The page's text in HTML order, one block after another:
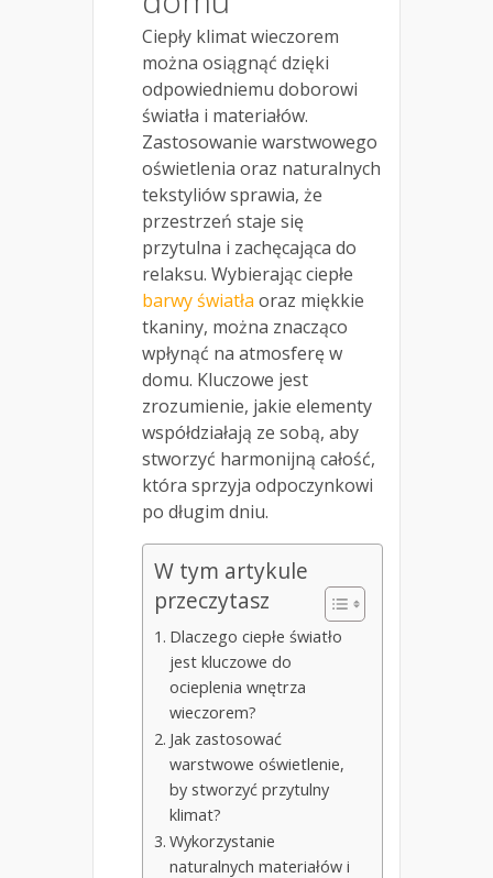
Ciepły klimat wieczorem
można osiągnąć dzięki
odpowiedniemu doborowi
światła i materiałów.
Zastosowanie warstwowego
oświetlenia oraz naturalnych
tekstyliów sprawia, że
przestrzeń staje się
przytulna i zachęcająca do
relaksu. Wybierając ciepłe
barwy światła oraz miękkie
tkaniny, można znacząco
wpłynąć na atmosferę w
domu. Kluczowe jest
zrozumienie, jakie elementy
współdziałają ze sobą, aby
stworzyć harmonijną całość,
która sprzyja odpoczynkowi
po długim dniu.
W tym artykule
przeczytasz
Dlaczego ciepłe światło
jest kluczowe do
ocieplenia wnętrza
wieczorem?
Jak zastosować
warstwowe oświetlenie,
by stworzyć przytulny
klimat?
Wykorzystanie
naturalnych materiałów i